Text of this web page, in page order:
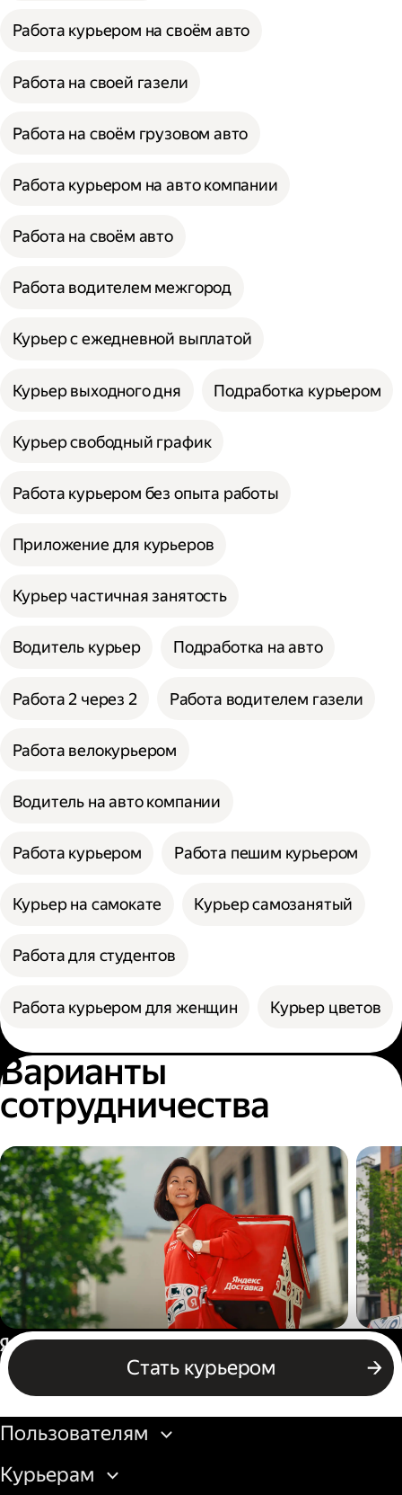
Работа курьером на своём авто
Работа на своей газели
Работа на своём грузовом авто
Работа курьером на авто компании
Работа на своём авто
Работа водителем межгород
Курьер с ежедневной выплатой
Курьер выходного дня Подработка курьером
Курьер свободный график
Работа курьером без опыта работы
Приложение для курьеров
Курьер частичная занятость
Водитель курьер Подработка на авто
Работа 2 через 2 Работа водителем газели
Работа велокурьером
Водитель на авто компании
Работа курьером Работа пешим курьером
Курьер на самокате Курьер самозанятый
Работа для студентов
Работа курьером для женщин Курьер цветов
Варианты
сотрудничества
Пеший курьер
Стать курьером
Россия
Бизнесу
Пользователям
Курьерам